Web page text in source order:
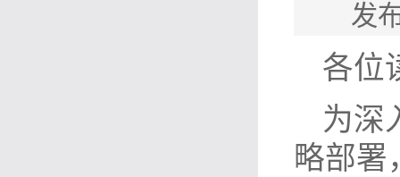
发
各位
为深
略部署